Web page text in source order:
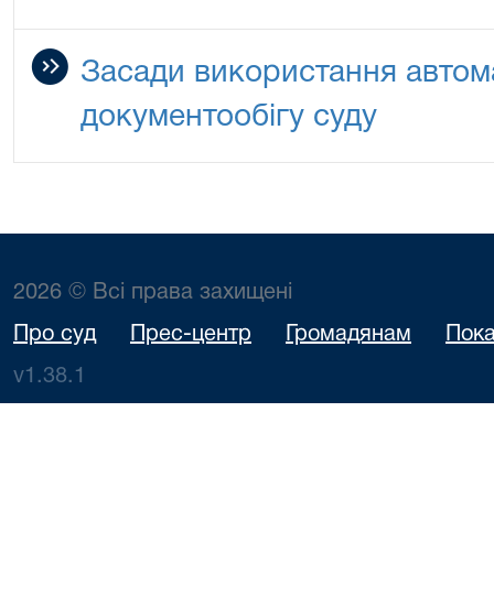
Засади використання
документообігу суду
2026 © Всі права захищені
Про суд Прес-центр Громадянам
v1.38.1